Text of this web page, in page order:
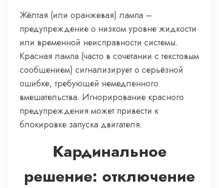
Жёлтая (или оранжевая) лампа –
предупреждение о низком уровне жидкости
или временной неисправности системы.
Красная лампа (часто в сочетании с текстовым
сообщением) сигнализирует о серьёзной
ошибке, требующей немедленного
вмешательства. Игнорирование красного
предупреждения может привести к
блокировке запуска двигателя.
Кардинальное
решение: отключение